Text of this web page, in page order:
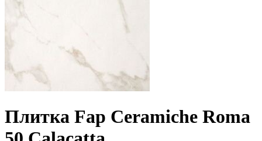
Плитка Fap Ceramiche Roma